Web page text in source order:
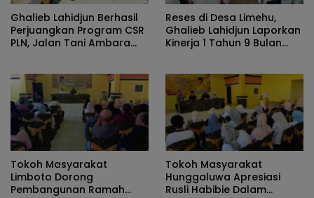
Ghalieb Lahidjun Berhasil
Perjuangkan Program CSR
PLN, Jalan Tani Ambara
Reses di Desa Limehu,
Ghalieb Lahidjun Laporkan
Kinerja 1 Tahun 9 Bulan
Tokoh Masyarakat
Limboto Dorong
Pembangunan Ramah
Tokoh Masyarakat
Hunggaluwa Apresiasi
Rusli Habibie Dalam